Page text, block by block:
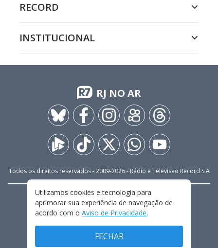
RECORD
INSTITUCIONAL
RJ NO AR
Todos os direitos reservados - 2009-2026- Rádio e Televisão Record S.A
FALE CONOSCO
PRIVACIDADE
TERMOS E CONDIÇÕES DE USO
Utilizamos cookies e tecnologia para
aprimorar sua experiência de navegação de
acordo com o Aviso de Privacidade.
FECHAR